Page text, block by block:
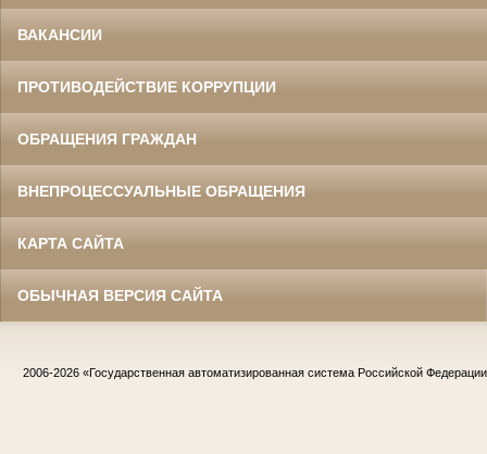
ВАКАНСИИ
ПРОТИВОДЕЙСТВИЕ КОРРУПЦИИ
ОБРАЩЕНИЯ ГРАЖДАН
ВНЕПРОЦЕССУАЛЬНЫЕ ОБРАЩЕНИЯ
КАРТА САЙТА
ОБЫЧНАЯ ВЕРСИЯ САЙТА
2006-2026 «Государственная автоматизированная система Российской